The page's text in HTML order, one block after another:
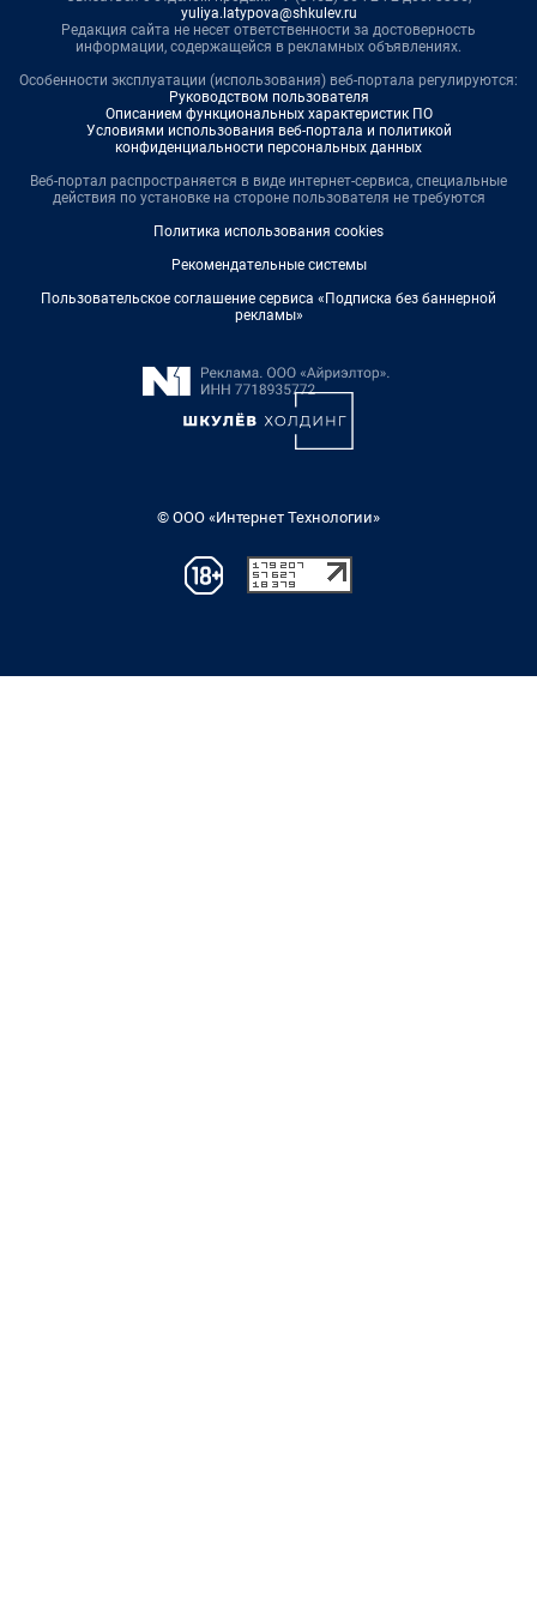
yuliya.latypova@shkulev.ru
Редакция сайта не несет ответственности за достоверность
информации, содержащейся в рекламных объявлениях.
Особенности эксплуатации (использования) веб-портала регулируются:
Руководством пользователя
Описанием функциональных характеристик ПО
Условиями использования веб-портала и политикой
конфиденциальности персональных данных
Веб-портал распространяется в виде интернет-сервиса, специальные
действия по установке на стороне пользователя не требуются
Политика использования cookies
Рекомендательные системы
Пользовательское соглашение сервиса «Подписка без баннерной
рекламы»
© ООО «Интернет Технологии»